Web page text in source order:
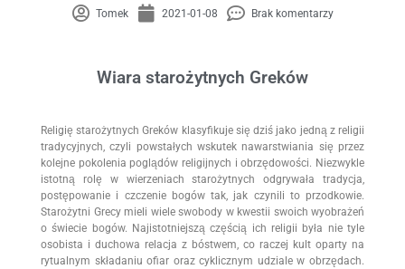
Tomek 2021-01-08 Brak komentarzy
Wiara starożytnych Greków
Religię starożytnych Greków klasyfikuje się dziś jako jedną z religii
tradycyjnych, czyli powstałych wskutek nawarstwiania się przez
kolejne pokolenia poglądów religijnych i obrzędowości. Niezwykle
istotną rolę w wierzeniach starożytnych odgrywała tradycja,
postępowanie i czczenie bogów tak, jak czynili to przodkowie.
Starożytni Grecy mieli wiele swobody w kwestii swoich wyobrażeń
o świecie bogów. Najistotniejszą częścią ich religii była nie tyle
osobista i duchowa relacja z bóstwem, co raczej kult oparty na
rytualnym składaniu ofiar oraz cyklicznym udziale w obrzędach.